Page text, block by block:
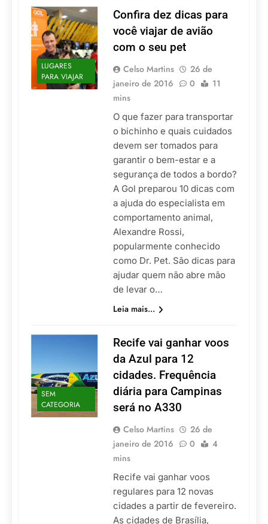
LUGARES
PARA VIAJAR
Confira dez dicas para
você viajar de avião
com o seu pet
Celso Martins
26 de
janeiro de 2016
0
11
mins
O que fazer para transportar
o bichinho e quais cuidados
devem ser tomados para
garantir o bem-estar e a
segurança de todos a bordo?
A Gol preparou 10 dicas com
a ajuda do especialista em
comportamento animal,
Alexandre Rossi,
popularmente conhecido
como Dr. Pet. São dicas para
ajudar quem não abre mão
de levar o…
Leia mais...
SEM
CATEGORIA
Recife vai ganhar voos
da Azul para 12
cidades. Frequência
diária para Campinas
será no A330
Celso Martins
26 de
janeiro de 2016
0
4
mins
Recife vai ganhar voos
regulares para 12 novas
cidades a partir de fevereiro.
As cidades de Brasília,